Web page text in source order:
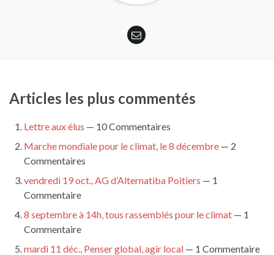
Articles les plus commentés
Lettre aux élus — 10 Commentaires
Marche mondiale pour le climat, le 8 décembre — 2
Commentaires
vendredi 19 oct., AG d’Alternatiba Poitiers — 1
Commentaire
8 septembre à 14h, tous rassemblés pour le climat — 1
Commentaire
mardi 11 déc., Penser global, agir local — 1 Commentaire